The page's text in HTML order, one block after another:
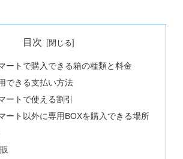
目次
ートで購入できる箱の種類と料金
できる支払い方法
ートで使える割引
ート以外に専用BOXを購入できる場所